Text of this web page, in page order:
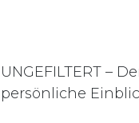
UNGEFILTERT –
persönliche